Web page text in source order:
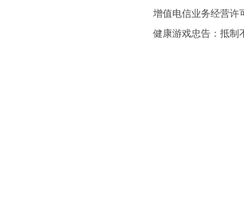
增值电信业务经营许
健康游戏忠告：抵制